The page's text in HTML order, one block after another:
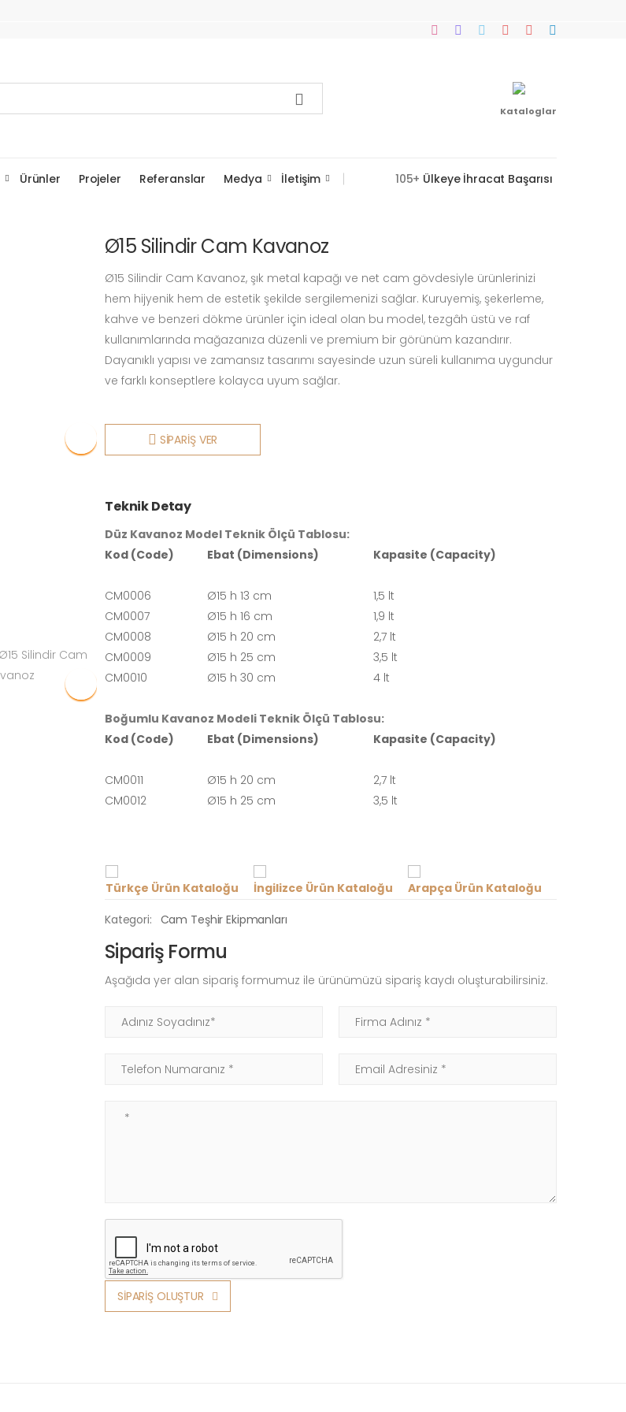
Kataloglar
Ürünler Projeler Referanslar Medya İletişim 105+ Ülkeye İhracat Başarısı
Ø15 Silindir Cam Kavanoz
Ø15 Silindir Cam Kavanoz, şık metal kapağı ve net cam gövdesiyle ürünlerinizi
hem hijyenik hem de estetik şekilde sergilemenizi sağlar. Kuruyemiş, şekerleme,
kahve ve benzeri dökme ürünler için ideal olan bu model, tezgâh üstü ve raf
kullanımlarında mağazanıza düzenli ve premium bir görünüm kazandırır.
Dayanıklı yapısı ve zamansız tasarımı sayesinde uzun süreli kullanıma uygundur
ve farklı konseptlere kolayca uyum sağlar.
SİPARİŞ VER
Teknik Detay
Düz Kavanoz Model Teknik Ölçü Tablosu:
Kod (Code)
Ebat (Dimensions) Kapasite (Capacity)
CM0006 Ø15 h 13 cm
1,5 lt
CM0007
Ø15 h 16 cm
1,9 lt
CM0008
Ø15 h 20 cm
2,7 lt
CM0009
Ø15 h 25 cm
3,5 lt
CM0010
Ø15 h 30 cm 4 lt
Boğumlu Kavanoz Modeli Teknik Ölçü Tablosu:
Kod (Code)
Ebat (Dimensions) Kapasite (Capacity)
CM0011 Ø15 h 20 cm
2,7 lt
CM0012
Ø15 h 25 cm 3,5 lt
Türkçe Ürün Kataloğu İngilizce Ürün Kataloğu
Arapça Ürün Kataloğu
Kategori: Cam Teşhir Ekipmanları
Sipariş Formu
Aşağıda yer alan sipariş formumuz ile ürünümüzü sipariş kaydı oluşturabilirsiniz.
Adınız Soyadınız Firma Adınız
Telefon Numaranız Email Adresiniz
SİPARİŞ OLUŞTUR